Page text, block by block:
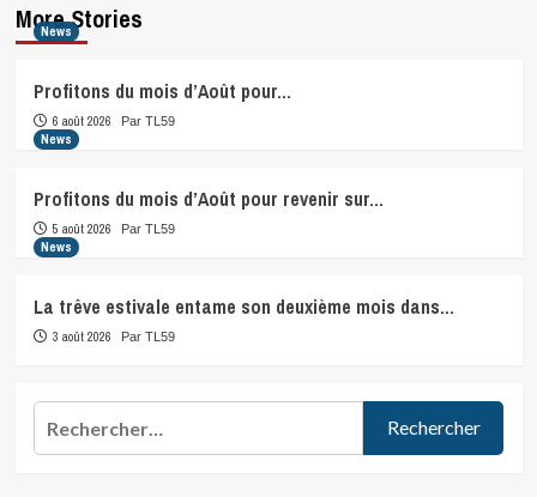
More Stories
News
Profitons du mois d’Août pour…
6 août 2026 Par TL59
News
Profitons du mois d’Août pour revenir sur…
5 août 2026 Par TL59
News
La trêve estivale entame son deuxième mois dans…
3 août 2026 Par TL59